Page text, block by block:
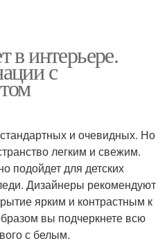
в интерьере.
с
и очевидных. Но
легким и свежим.
подойдет для детских
Дизайнеры рекомендуют
ярким и контрастным к
вы подчеркнете всю
с белым.